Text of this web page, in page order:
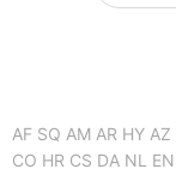
AF SQ AM AR HY AZ
CO HR CS DA NL EN